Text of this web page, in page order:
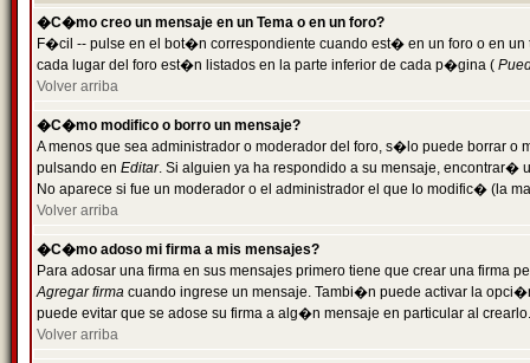
�C�mo creo un mensaje en un Tema o en un foro?
F�cil -- pulse en el bot�n correspondiente cuando est� en un foro o en
cada lugar del foro est�n listados en la parte inferior de cada p�gina (
Volver arriba
�C�mo modifico o borro un mensaje?
A menos que sea administrador o moderador del foro, s�lo puede borrar o
pulsando en Editar. Si alguien ya ha respondido a su mensaje, encontrar�
No aparece si fue un moderador o el administrador el que lo modific� (la
Volver arriba
�C�mo adoso mi firma a mis mensajes?
Para adosar una firma en sus mensajes primero tiene que crear una firma
Agregar firma cuando ingrese un mensaje. Tambi�n puede activar la
puede evitar que se adose su firma a alg�n mensaje en particular al crearlo.
Volver arriba